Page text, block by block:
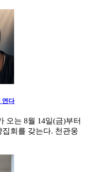
연다
오는 8월 14일(금)부터
회를 갖는다. 천관웅